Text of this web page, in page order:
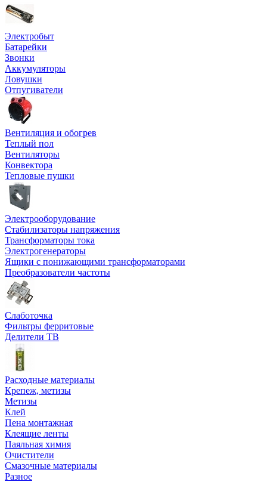
Электробыт
Батарейки
Звонки
Аккумуляторы
Ловушки
Отпугиватели
Вентиляция и обогрев
Теплый пол
Вентиляторы
Конвектора
Тепловые пушки
Электрооборудование
Стабилизаторы напряжения
Трансформаторы тока
Электрогенераторы
Ящики с понижающими трансформаторами
Преобразователи частоты
Слаботочка
Фильтры ферритовые
Делители ТВ
Расходные материалы
Крепеж, метизы
Метизы
Клей
Пена монтажная
Клеящие ленты
Паяльная химия
Очистители
Смазочные материалы
Разное